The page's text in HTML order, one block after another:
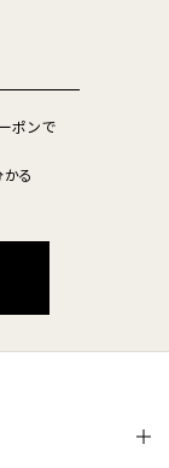
ポンで
る